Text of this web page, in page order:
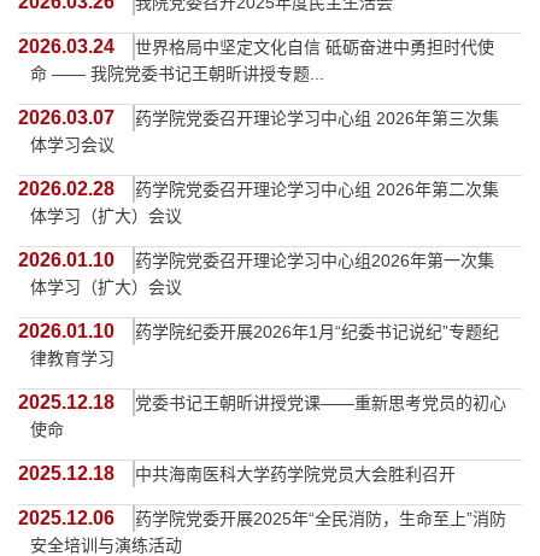
2026.03.24
世界格局中坚定文化自信 砥砺奋进中勇担时代使
命 —— 我院党委书记王朝昕讲授专题...
2026.03.07
药学院党委召开理论学习中心组 2026年第三次集
体学习会议
2026.02.28
药学院党委召开理论学习中心组 2026年第二次集
体学习（扩大）会议
2026.01.10
药学院党委召开理论学习中心组2026年第一次集
体学习（扩大）会议
2026.01.10
药学院纪委开展2026年1月“纪委书记说纪”专题纪
律教育学习
2025.12.18
党委书记王朝昕讲授党课——重新思考党员的初心
使命
2025.12.18 中共海南医科大学药学院党员大会胜利召开
2025.12.06
药学院党委开展2025年“全民消防，生命至上”消防
安全培训与演练活动